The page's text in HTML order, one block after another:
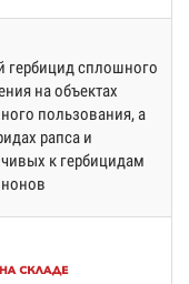
гербицид сплошного
на объектах
пользования, а
рапса и
к гербицидам